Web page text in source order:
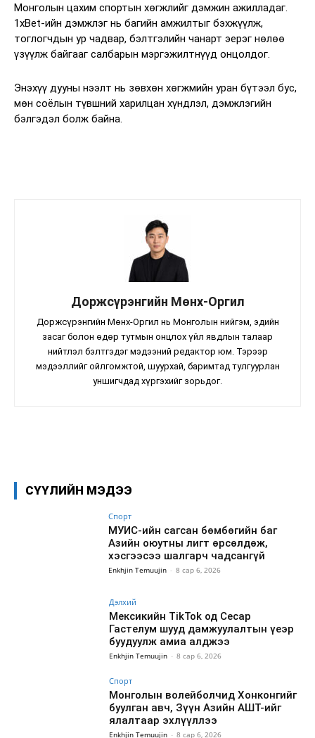
Монголын цахим спортын хөгжлийг дэмжин ажилладаг.
1xBet-ийн дэмжлэг нь багийн амжилтыг бэхжүүлж,
тоглогчдын ур чадвар, бэлтгэлийн чанарт эерэг нөлөө
үзүүлж байгааг салбарын мэргэжилтнүүд онцолдог.
Энэхүү дууны нээлт нь зөвхөн хөгжмийн уран бүтээл бус,
мөн соёлын түвшний харилцан хүндлэл, дэмжлэгийн
бэлгэдэл болж байна.
Доржсүрэнгийн Мөнх-Оргил
Доржсүрэнгийн Мөнх-Оргил нь Монголын нийгэм, эдийн
засаг болон өдөр тутмын онцлох үйл явдлын талаар
нийтлэл бэлтгэдэг мэдээний редактор юм. Тэрээр
мэдээллийг ойлгомжтой, шуурхай, баримтад тулгуурлан
уншигчдад хүргэхийг зорьдог.
СҮҮЛИЙН МЭДЭЭ
Спорт
МУИС-ийн сагсан бөмбөгийн баг
Азийн оюутны лигт өрсөлдөж,
хэсгээсээ шалгарч чадсангүй
Enkhjin Temuujin - 8 сар 6, 2026
Дэлхий
Мексикийн TikTok од Сесар
Гастелум шууд дамжуулалтын үеэр
буудуулж амиа алджээ
Enkhjin Temuujin - 8 сар 6, 2026
Спорт
Монголын волейболчид Хонконгийг
буулган авч, Зүүн Азийн АШТ-ийг
ялалтаар эхлүүллээ
Enkhjin Temuujin - 8 сар 6, 2026